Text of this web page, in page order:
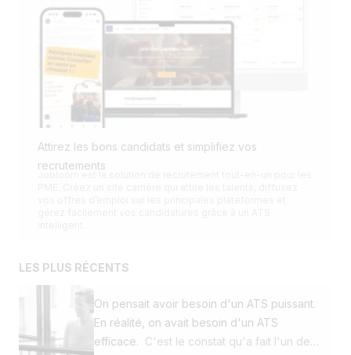
Attirez les bons candidats et simplifiez vos
recrutements
LES PLUS RÉCENTS
On pensait avoir besoin d'un ATS puissant.
En réalité, on avait besoin d'un ATS
efficace. C'est le constat qu'a fait l'un de